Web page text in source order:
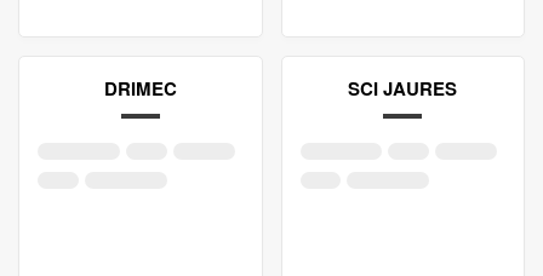
DRIMEC SCI JAURES